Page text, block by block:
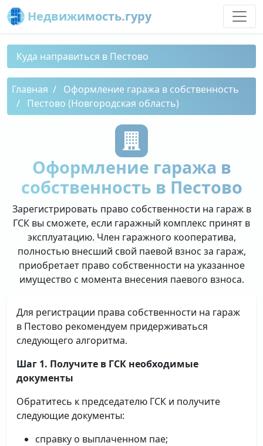
Недвижимость.гуру
Куда направиться в Пестово
Главная
Оформление гаража в собственность
Пестово (Новгородская область)
Оформление гаража в
собственность в Пестово
Зарегистрировать право собственности на гараж в
ГСК вы сможете, если гаражный комплекс принят в
эксплуатацию. Член гаражного кооператива,
полностью внесший свой паевой взнос за гараж,
приобретает право собственности на указанное
имущество с момента внесения паевого взноса.
Для регистрации права собственности на гараж
в Пестово рекомендуем придерживаться
следующего алгоритма.
Шаг 1. Получите в ГСК необходимые
документы
Обратитесь к председателю ГСК и получите
следующие документы:
справку о выплаченном пае;